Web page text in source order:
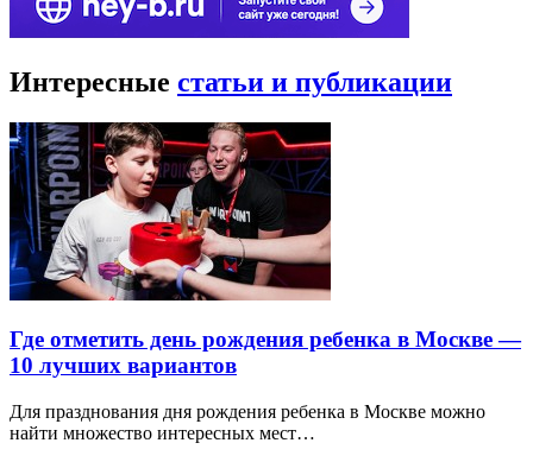
Интересные статьи и публикации
Где отметить день рождения ребенка в Москве —
10 лучших вариантов
Для празднования дня рождения ребенка в Москве можно
найти множество интересных мест…